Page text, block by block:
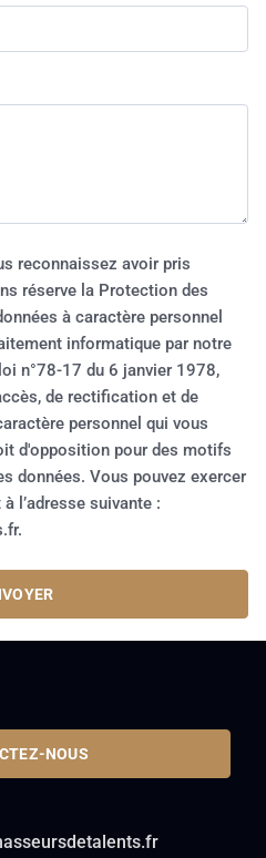
reconnaissez avoir pris
réserve la Protection des
à caractère personnel
informatique par notre
n°78-17 du 6 janvier 1978,
de rectification et de
personnel qui vous
d'opposition pour des motifs
données. Vous pouvez exercer
l’adresse suivante :
NOUS